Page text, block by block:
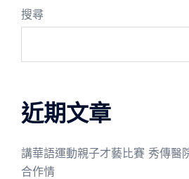
搜尋
近期文章
講華語運動親子才藝比賽 秀傳醫
合作情